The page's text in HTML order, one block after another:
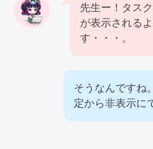
先生ー！タス
が表示される
す・・・。
そうなんですね
定から非表示に